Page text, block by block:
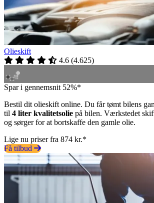
Olieskift
4.6 (4.625)
Spar i gennemsnit 52%*
Bestil dit olieskift online. Du får tømt bilens
til 4 liter kvalitetsolie på bilen. Værkstedet
og sørger for at bortskaffe den gamle olie.
Lige nu priser fra 874 kr.*
Få tilbud